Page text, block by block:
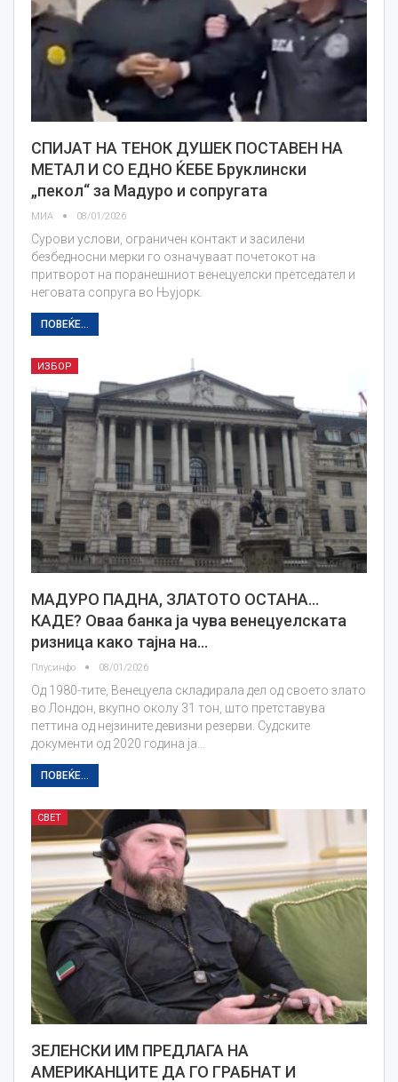
СПИЈАТ НА ТЕНОК ДУШЕК ПОСТАВЕН НА
МЕТАЛ И СО ЕДНО ЌЕБЕ Бруклински
„пекол“ за Мадуро и сопругата
МИА 08/01/2026
Сурови услови, ограничен контакт и засилени
безбедносни мерки го означуваат почетокот на
притворот на поранешниот венецуелски претседател и
неговата сопруга во Њујорк.
ПОВЕЌЕ...
ИЗБОР
МАДУРО ПАДНА, ЗЛАТОТО ОСТАНА…
КАДЕ? Оваа банка ја чува венецуелската
ризница како тајна на…
Плусинфо 08/01/2026
Од 1980-тите, Венецуела складирала дел од своето злато
во Лондон, вкупно околу 31 тон, што претставува
петтина од нејзините девизни резерви. Судските
документи од 2020 година ја…
ПОВЕЌЕ...
СВЕТ
ЗЕЛЕНСКИ ИМ ПРЕДЛАГА НА
АМЕРИКАНЦИТЕ ДА ГО ГРАБНАТ И